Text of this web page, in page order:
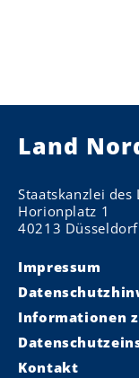
Land
Staatskanzlei
Horionplatz 1
40213 Düsseldorf
Impressum
Informationen
Kontakt